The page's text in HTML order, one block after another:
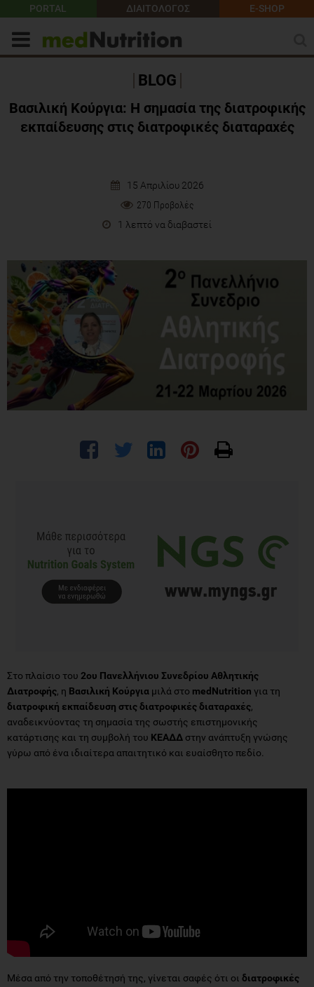
PORTAL ΔΙΑΙΤΟΛΟΓΟΣ E-SHOP
BLOG
Βασιλική Κούργια: Η σημασία της διατροφικής
εκπαίδευσης στις διατροφικές διαταραχές
15 Απριλίου 2026
270 Προβολές
1 λεπτό να διαβαστεί
Στο πλαίσιο του 2ου Πανελλήνιου Συνεδρίου Αθλητικής
Διατροφής, η Βασιλική Κούργια μιλά στο medNutrition για τη
διατροφική εκπαίδευση στις διατροφικές διαταραχές,
αναδεικνύοντας τη σημασία της σωστής επιστημονικής
κατάρτισης και τη συμβολή του ΚΕΑΔΔ στην ανάπτυξη γνώσης
γύρω από ένα ιδιαίτερα απαιτητικό και ευαίσθητο πεδίο.
Μέσα από την τοποθέτησή της, γίνεται σαφές ότι οι διατροφικές